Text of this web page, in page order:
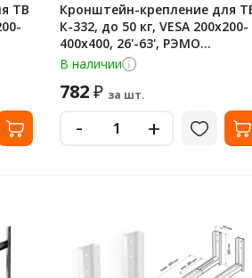
ТВ
Кронштейн-крепление для
К-332, до 50 кг, VESA 200х200-
400х400, 26'-63', РЭМО
4603225028857, 960142
В наличии
782₽ за шт.
- +